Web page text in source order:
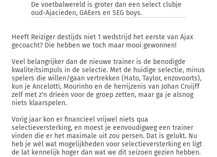
De voetbalwereld is groter dan een select clubje
oud-Ajacieden, GAEers en SEG boys.
Heeft Reiziger destijds niet 1 wedstrijd het eerste van Ajax
gecoacht? Die hebben we toch maar mooi gewonnen!
Veel belangrijker dan de nieuwe trainer is de benodigde
kwaliteitsimpuls in de selectie. Met de huidige selectie, minus
spelers die willen/gaan vertrekken (Hato, Taylor, enzovoorts),
kun je Ancelotti, Mourinho en de herrijzenis van Johan Cruijff
zelf met z'n drieën voor de groep zetten, maar ga je alsnog
niets klaarspelen.
Vorig jaar kon er financieel vrijwel niets qua
selectieversterking, en moest je eenvoudigweg een trainer
vinden die er het maximale uit zou persen. Dat is gelukt. Nu
heb je wél wat mogelijkheden voor selectieversterking en ligt
de lat kennelijk hoger dan wat we dit seizoen gezien hebben.